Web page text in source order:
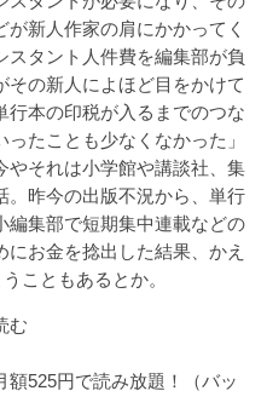
新人作家の肩にかかってく
スタント人件費を編集部が負
の新人によほど目をかけて
行本の印税が入るまでのつな
たことも少なくなかった」
やそれは小学館や講談社、集
。昨今の出版不況から、単行
編集部で短期集中連載などの
お金を捻出した結果、かえ
こともあるとか。
む
525円で読み放題！（バッ